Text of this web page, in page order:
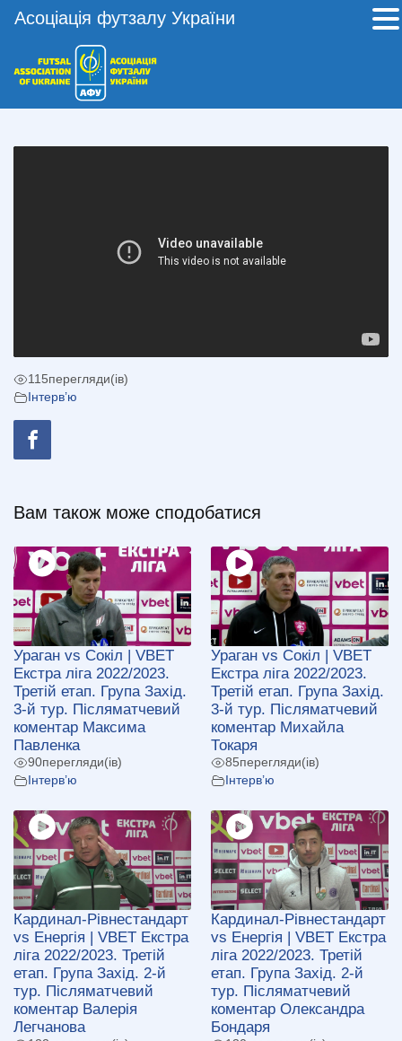
115перегляди(ів)
Інтерв’ю
Вам також може сподобатися
Ураган vs Сокіл | VBET
Екстра ліга 2022/2023.
Третій етап. Група Захід.
3-й тур. Післяматчевий
коментар Максима
Павленка
90перегляди(ів)
Інтерв’ю
Ураган vs Сокіл | VBET
Екстра ліга 2022/2023.
Третій етап. Група Захід.
3-й тур. Післяматчевий
коментар Михайла
Токаря
85перегляди(ів)
Інтерв’ю
Кардинал-Рівнестандарт
vs Енергія | VBET Екстра
ліга 2022/2023. Третій
етап. Група Захід. 2-й
тур. Післяматчевий
коментар Валерія
Легчанова
Кардинал-Рівнестандарт
vs Енергія | VBET Екстра
ліга 2022/2023. Третій
етап. Група Захід. 2-й
тур. Післяматчевий
коментар Олександра
Бондаря
Асоціація футзалу України